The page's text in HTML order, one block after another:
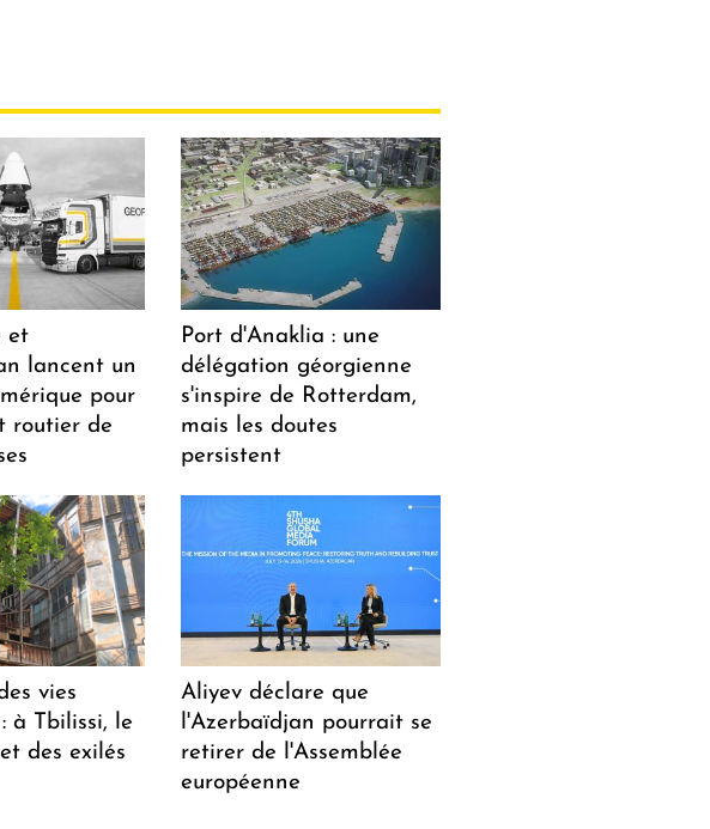
et
lancent un
pour
routier de
Port d'Anaklia : une
délégation géorgienne
s'inspire de Rotterdam,
mais les doutes
persistent
vies
à Tbilissi, le
des exilés
Aliyev déclare que
l'Azerbaïdjan pourrait se
retirer de l'Assemblée
européenne